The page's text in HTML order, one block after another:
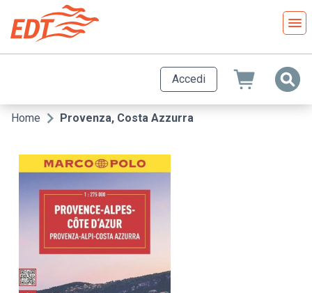
contenuto
principale
Accedi
Briciole
pane
Home Provenza, Costa Azzurra